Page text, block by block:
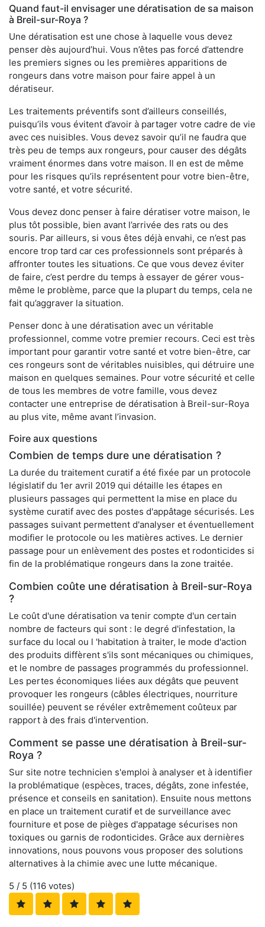
Quand faut-il envisager une dératisation de sa maison
à Breil-sur-Roya ?
Une dératisation est une chose à laquelle vous devez
penser dès aujourd’hui. Vous n’êtes pas forcé d’attendre
les premiers signes ou les premières apparitions de
rongeurs dans votre maison pour faire appel à un
dératiseur.
Les traitements préventifs sont d’ailleurs conseillés,
puisqu’ils vous évitent d’avoir à partager votre cadre de vie
avec ces nuisibles. Vous devez savoir qu’il ne faudra que
très peu de temps aux rongeurs, pour causer des dégâts
vraiment énormes dans votre maison. Il en est de même
pour les risques qu’ils représentent pour votre bien-être,
votre santé, et votre sécurité.
Vous devez donc penser à faire dératiser votre maison, le
plus tôt possible, bien avant l’arrivée des rats ou des
souris. Par ailleurs, si vous êtes déjà envahi, ce n’est pas
encore trop tard car ces professionnels sont préparés à
affronter toutes les situations. Ce que vous devez éviter
de faire, c’est perdre du temps à essayer de gérer vous-
même le problème, parce que la plupart du temps, cela ne
fait qu’aggraver la situation.
Penser donc à une dératisation avec un véritable
professionnel, comme votre premier recours. Ceci est très
important pour garantir votre santé et votre bien-être, car
ces rongeurs sont de véritables nuisibles, qui détruire une
maison en quelques semaines. Pour votre sécurité et celle
de tous les membres de votre famille, vous devez
contacter une entreprise de dératisation à Breil-sur-Roya
au plus vite, même avant l’invasion.
Foire aux questions
Combien de temps dure une dératisation ?
La durée du traitement curatif a été fixée par un protocole
législatif du 1er avril 2019 qui détaille les étapes en
plusieurs passages qui permettent la mise en place du
système curatif avec des postes d'appâtage sécurisés. Les
passages suivant permettent d'analyser et éventuellement
modifier le protocole ou les matières actives. Le dernier
passage pour un enlèvement des postes et rodonticides si
fin de la problématique rongeurs dans la zone traitée.
Combien coûte une dératisation à Breil-sur-Roya
?
Le coût d'une dératisation va tenir compte d'un certain
nombre de facteurs qui sont : le degré d'infestation, la
surface du local ou l 'habitation à traiter, le mode d'action
des produits diffèrent s'ils sont mécaniques ou chimiques,
et le nombre de passages programmés du professionnel.
Les pertes économiques liées aux dégâts que peuvent
provoquer les rongeurs (câbles électriques, nourriture
souillée) peuvent se révéler extrêmement coûteux par
rapport à des frais d'intervention.
Comment se passe une dératisation à Breil-sur-
Roya ?
Sur site notre technicien s'emploi à analyser et à identifier
la problématique (espèces, traces, dégâts, zone infestée,
présence et conseils en sanitation). Ensuite nous mettons
en place un traitement curatif et de surveillance avec
fourniture et pose de pièges d'appatage sécurises non
toxiques ou garnis de rodonticides. Grâce aux dernières
innovations, nous pouvons vous proposer des solutions
alternatives à la chimie avec une lutte mécanique.
5 / 5 (116 votes)